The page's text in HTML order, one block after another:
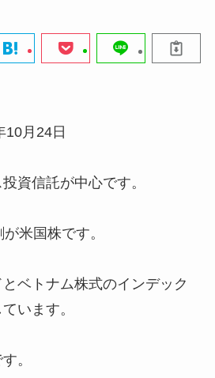
月24日
資信託が中心です。
米国株です。
ベトナム株式のインデック
います。
。